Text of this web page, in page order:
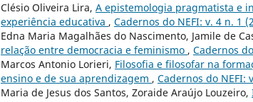
Clésio Oliveira Lira, A epistemologia pragmatista e
experiência educativa , Cadernos do NEFI: v. 4 n. 1
Edna Maria Magalhães do Nascimento, Jamile de
relação entre democracia e feminismo , Cadernos
Marcos Antonio Lorieri, Filosofia e filosofar na
ensino e de sua aprendizagem , Cadernos do NEFI:
Maria de Jesus dos Santos, Zoraide Araújo Louzeiro,